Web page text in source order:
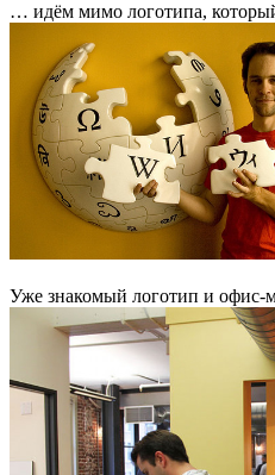
… идём мимо логотипа,
Уже знакомый логотип и офис-